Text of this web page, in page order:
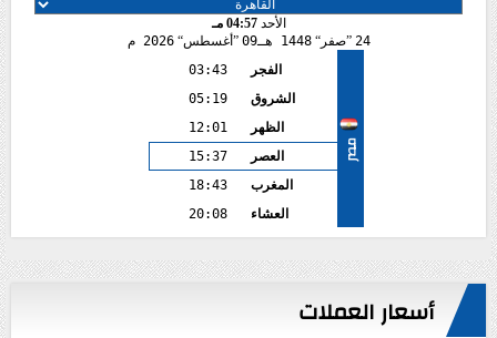
الأحد04:57 مـ
24
صفر 1448 هـ 09 أغسطس 2026 م
مصر
الفجر
03:43
الشروق
05:19
الظهر
12:01
العصر
15:37
المغرب
18:43
العشاء
20:08
أسعار العملات